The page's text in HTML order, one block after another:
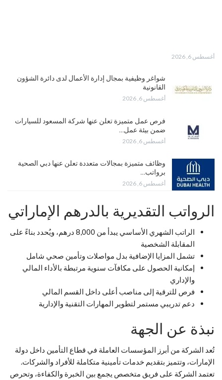
أغسطس 6, 2026
شواغر وظيفية بمجال إدارة الأعمال لدى دائرة الشؤون
القانونية
أغسطس 6, 2026
فرص عمل متميزة تعلن عنها شركة المسعود للسيارات
ضمن بيئة عمل…
أغسطس 6, 2026
وظائف متميزة بمجالات متعددة تعلن عنها دبي الصحية
برواتب…
أغسطس 6, 2026
الرواتب التقديرية بالدرهم الإماراتي
الراتب الشهري الأساسي يبدأ من 8,000 درهم، ويُحدد بناءً على
المقابلة الشخصية
تشمل المزايا الإضافية بدل مواصلات وتأمين صحي شامل
إمكانية الحصول على مكافآت سنوية مرتبطة بالأداء المالي
والإداري
فرص للترقية إلى مناصب أعلى داخل القسم المالي
دعم تدريبي مستمر لتطوير المهارات التقنية والإدارية
نبذة عن الجهة
تُعد الشركة من أبرز المؤسسات العاملة في قطاع التأمين داخل دولة
الإمارات، وتتميز بتقديم خدمات تأمينية متكاملة للأفراد والشركات.
تعتمد الشركة على فريق متخصص يجمع بين الخبرة والكفاءة، وتحرص